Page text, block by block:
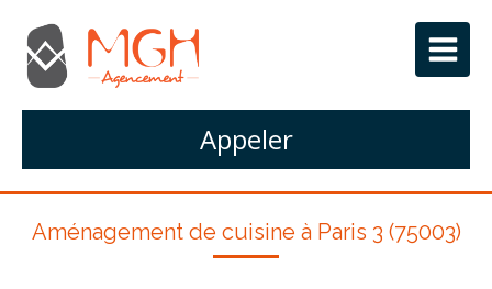
Appeler
Aménagement de cuisine à Paris 3 (75003)